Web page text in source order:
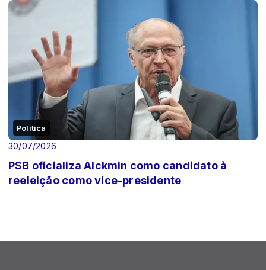
Política
30/07/2026
PSB oficializa Alckmin como candidato à
reeleição como vice-presidente